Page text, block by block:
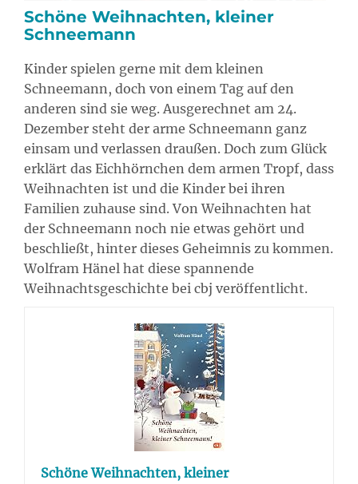
Schöne Weihnachten, kleiner
Schneemann
Kinder spielen gerne mit dem kleinen
Schneemann, doch von einem Tag auf den
anderen sind sie weg. Ausgerechnet am 24.
Dezember steht der arme Schneemann ganz
einsam und verlassen draußen. Doch zum Glück
erklärt das Eichhörnchen dem armen Tropf, dass
Weihnachten ist und die Kinder bei ihren
Familien zuhause sind. Von Weihnachten hat
der Schneemann noch nie etwas gehört und
beschließt, hinter dieses Geheimnis zu kommen.
Wolfram Hänel hat diese spannende
Weihnachtsgeschichte bei cbj veröffentlicht.
Schöne Weihnachten, kleiner